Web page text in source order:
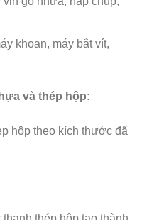
khoan, máy bắt vít,
và thép hộp:
hộp theo kích thước đã